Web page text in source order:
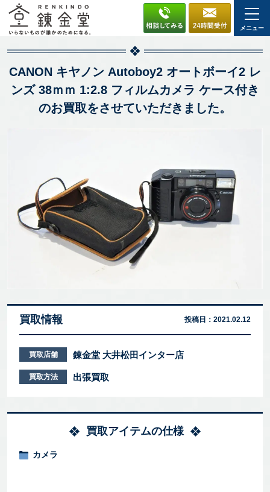
メニュー
CANON キヤノン Autoboy2 オートボーイ2 レ
ンズ 38ｍｍ 1:2.8 フィルムカメラ ケース付き
のお買取をさせていただきました。
買取情報 投稿日： 2021.02.12
買取店舗 錬金堂 大井松田インター店
買取方法 出張買取
買取アイテムの仕様
カメラ